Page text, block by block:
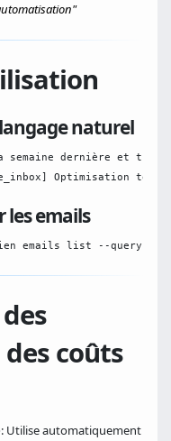
naturel
semaine dernière et
Optimisation
les emails
emails list --query
coûts
: Utilise automatiquement